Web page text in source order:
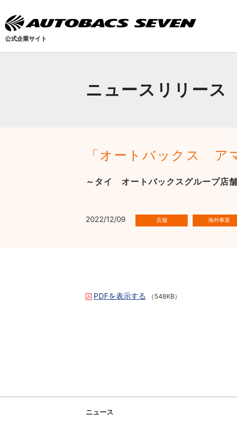
ニュースリリース
「オートバックス ア
～タイ オートバックスグループ店
2022/12/09
PDFを表示する （548KB）
公式企業サイト
ニュース